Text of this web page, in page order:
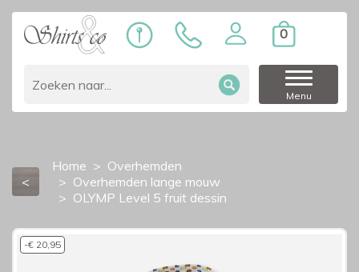
0
Menu
<
Home
Overhemden
Overhemden lange mouw
OLYMP Level 5 fruit dessin
-€ 20,95